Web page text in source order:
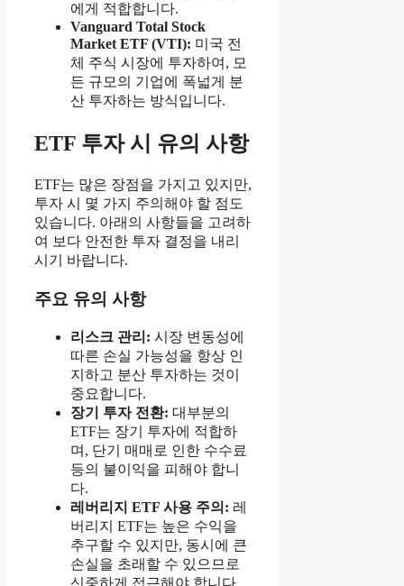
에게 적합합니다.
Vanguard Total Stock
Market ETF (VTI): 미국 전
체 주식 시장에 투자하여, 모
든 규모의 기업에 폭넓게 분
산 투자하는 방식입니다.
ETF 투자 시 유의 사항
ETF는 많은 장점을 가지고 있지만,
투자 시 몇 가지 주의해야 할 점도
있습니다. 아래의 사항들을 고려하
여 보다 안전한 투자 결정을 내리
시기 바랍니다.
주요 유의 사항
리스크 관리: 시장 변동성에
따른 손실 가능성을 항상 인
지하고 분산 투자하는 것이
중요합니다.
장기 투자 전환: 대부분의
ETF는 장기 투자에 적합하
며, 단기 매매로 인한 수수료
등의 불이익을 피해야 합니
다.
레버리지 ETF 사용 주의: 레
버리지 ETF는 높은 수익을
추구할 수 있지만, 동시에 큰
손실을 초래할 수 있으므로
신중하게 접근해야 합니다.